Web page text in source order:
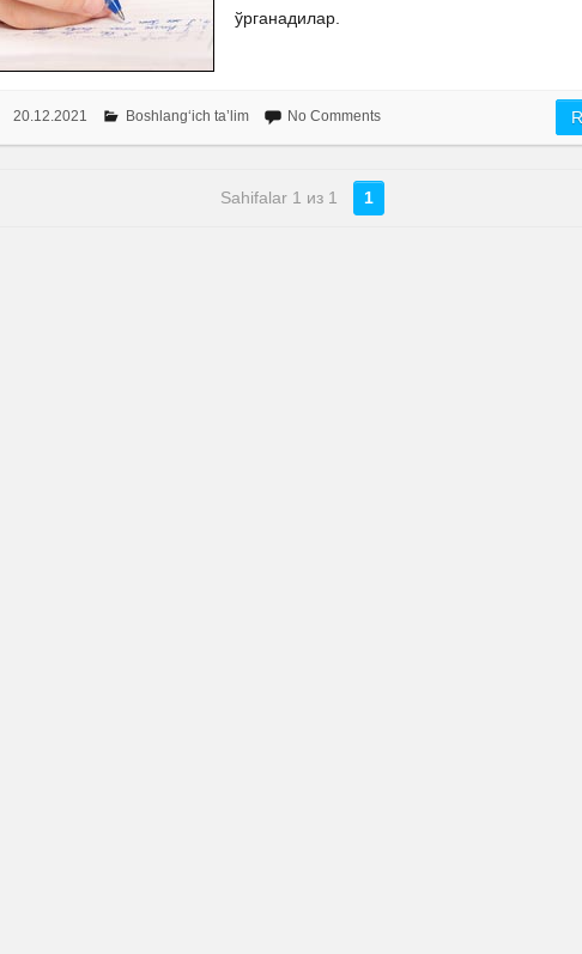
ўрганадилар.
20.12.2021 Boshlang‘ich ta’lim No Comments
Sahifalar 1 из 1 1